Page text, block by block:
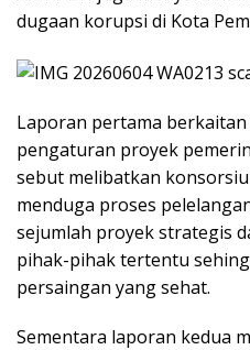
dugaan korupsi di Kota
Laporan pertama
pengaturan proyek
sebut melibatkan
menduga proses
sejumlah proyek strategis
pihak-pihak tertentu
persaingan yang sehat.
Sementara laporan kedua